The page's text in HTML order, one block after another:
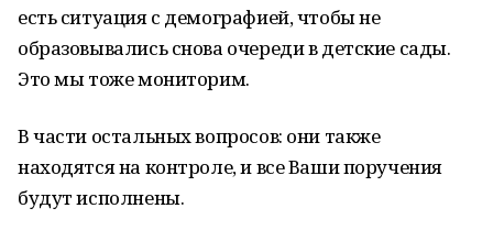
есть ситуация с демографией, чтобы не
образовывались снова очереди в детские сады.
Это мы тоже мониторим.
В части остальных вопросов: они также
находятся на контроле, и все Ваши поручения
будут исполнены.